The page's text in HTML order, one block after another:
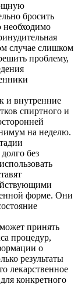
бросить
необходимо
случае слишком
проблему,
и внутренние
спиртного и
на неделю.
без
форме. Они
принять
процедур,
о
результаты
лекарственное
конкретного